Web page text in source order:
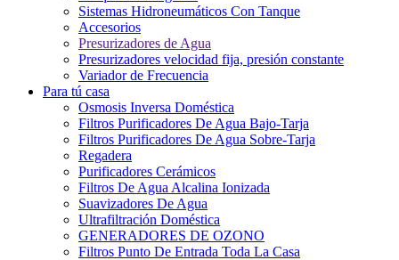
Sistemas Hidroneumáticos Con Tanque
Accesorios
Presurizadores de Agua
Presurizadores velocidad fija, presión constante
Variador de Frecuencia
Para tú casa
Osmosis Inversa Doméstica
Filtros Purificadores De Agua Bajo-Tarja
Filtros Purificadores De Agua Sobre-Tarja
Regadera
Purificadores Cerámicos
Filtros De Agua Alcalina Ionizada
Suavizadores De Agua
Ultrafiltración Doméstica
GENERADORES DE OZONO
Filtros Punto De Entrada Toda La Casa